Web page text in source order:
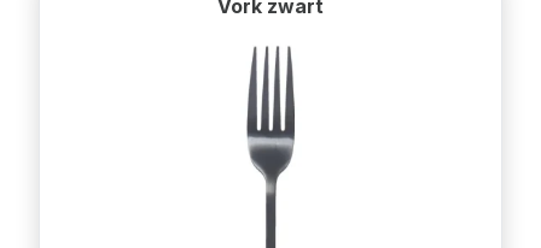
Vork zwart